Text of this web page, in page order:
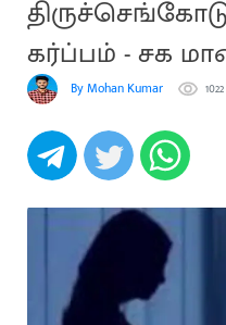
கர்ப்பம் - சக
By Mohan Kumar 1022